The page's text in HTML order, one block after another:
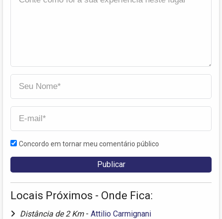
Concordo em tornar meu comentário público
Locais Próximos - Onde Fica:
Distância de 2 Km - Attilio Carmignani